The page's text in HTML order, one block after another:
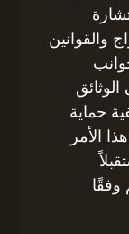
والقوانين
حماية
الأمر
وفقًا